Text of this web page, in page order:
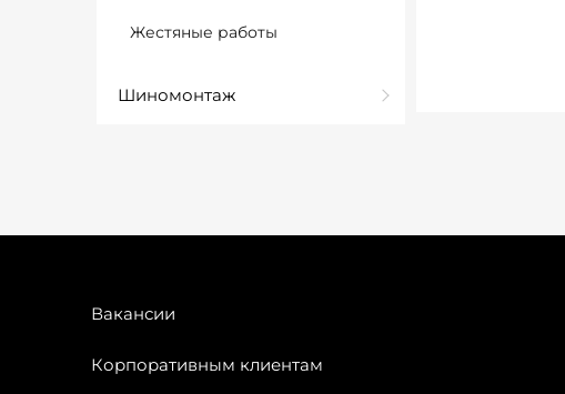
Жестяные работы
Шиномонтаж
Вакансии
Корпоративным клиентам